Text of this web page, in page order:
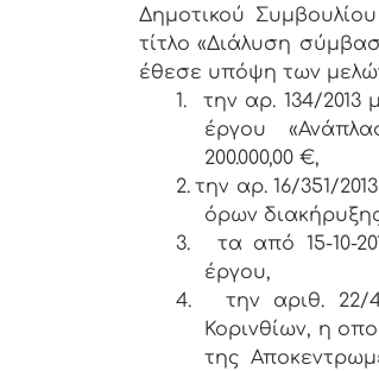
Δημοτικού
τίτλο «Διάλυση
έθεσε υπόψη των
1.
την αρ. 134/2013
έργου
200.000,00 €,
2. την αρ. 16/351/
όρων
3.
τα από 15-10-
έργου,
4.
την αριθ. 22/
Κορινθίων, η
της